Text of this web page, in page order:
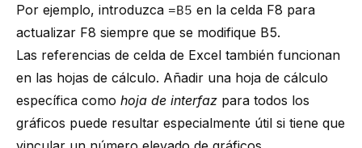
Por ejemplo, introduzca =B5 en la celda F8 para
actualizar F8 siempre que se modifique B5.
Las referencias de celda de Excel también funcionan
en las hojas de cálculo. Añadir una hoja de cálculo
específica como hoja de interfaz para todos los
gráficos puede resultar especialmente útil si tiene que